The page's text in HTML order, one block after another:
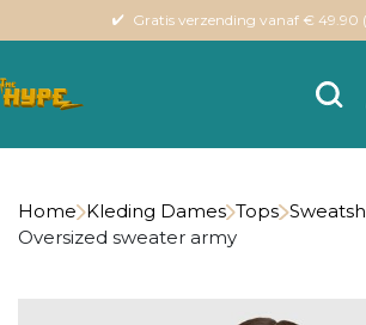
Gratis verzending vanaf € 49.90 (
Home Kleding Dames Tops
Oversized sweater army